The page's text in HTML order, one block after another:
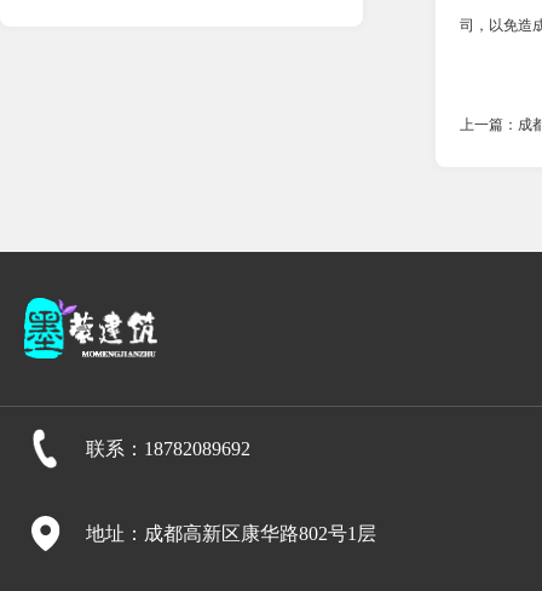
司，以免造
上一篇：成
联系：18782089692
地址：成都高新区康华路802号1层